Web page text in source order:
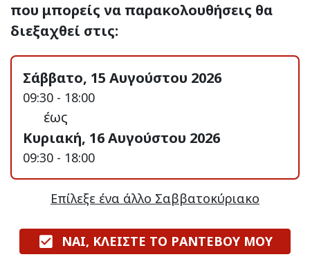
που μπορείς να παρακολουθήσεις θα
διεξαχθεί στις:
Σάββατο, 15 Αυγούστου 2026
09:30 - 18:00
έως
Κυριακή, 16 Αυγούστου 2026
09:30 - 18:00
Επίλεξε ένα άλλο Σαββατοκύριακο
ΝΑΙ, ΚΛΕΙΣΤΕ ΤΟ ΡΑΝΤΕΒΟΥ ΜΟΥ